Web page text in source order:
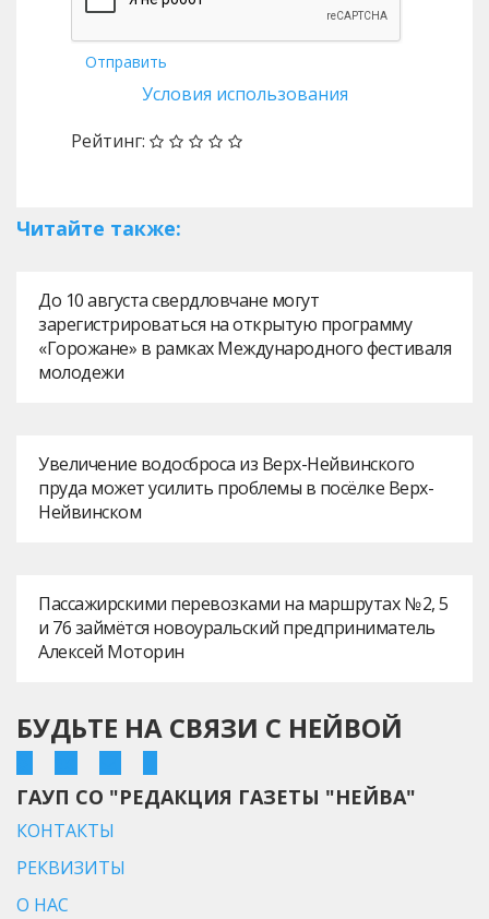
Отправить
Условия использования
Рейтинг:
Читайте также:
До 10 августа свердловчане могут
зарегистрироваться на открытую программу
«Горожане» в рамках Международного фестиваля
молодежи
Увеличение водосброса из Верх-Нейвинского
пруда может усилить проблемы в посёлке Верх-
Нейвинском
Пассажирскими перевозками на маршрутах № 2, 5
и 76 займётся новоуральский предприниматель
Алексей Моторин
БУДЬТЕ НА СВЯЗИ С НЕЙВОЙ
ГАУП СО "РЕДАКЦИЯ ГАЗЕТЫ "НЕЙВА"
КОНТАКТЫ
РЕКВИЗИТЫ
О НАС